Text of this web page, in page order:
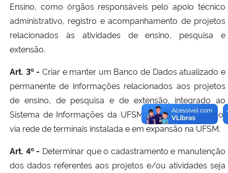
Ensino, como órgãos responsáveis pelo apoio técnico
administrativo, registro e acompanhamento de projetos
relacionados às atividades de ensino, pesquisa e
extensão.
Art. 3º - Criar e manter um Banco de Dados atualizado e
permanente de informações relacionados aos projetos
de ensino, de pesquisa e de extensão, integrado ao
Sistema de Informações da UFSM, em implementação,
via rede de terminais instalada e em expansão na UFSM.
Art. 4º - Determinar que o cadastramento e manutenção
dos dados referentes aos projetos e/ou atividades seja